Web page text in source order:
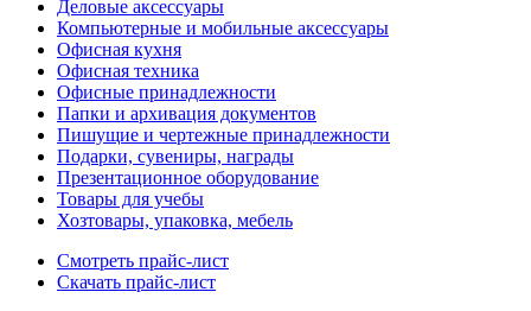
Деловые аксессуары
Компьютерные и мобильные аксессуары
Офисная кухня
Офисная техника
Офисные принадлежности
Папки и архивация документов
Пишущие и чертежные принадлежности
Подарки, сувениры, награды
Презентационное оборудование
Товары для учебы
Хозтовары, упаковка, мебель
Смотреть прайс-лист
Скачать прайс-лист